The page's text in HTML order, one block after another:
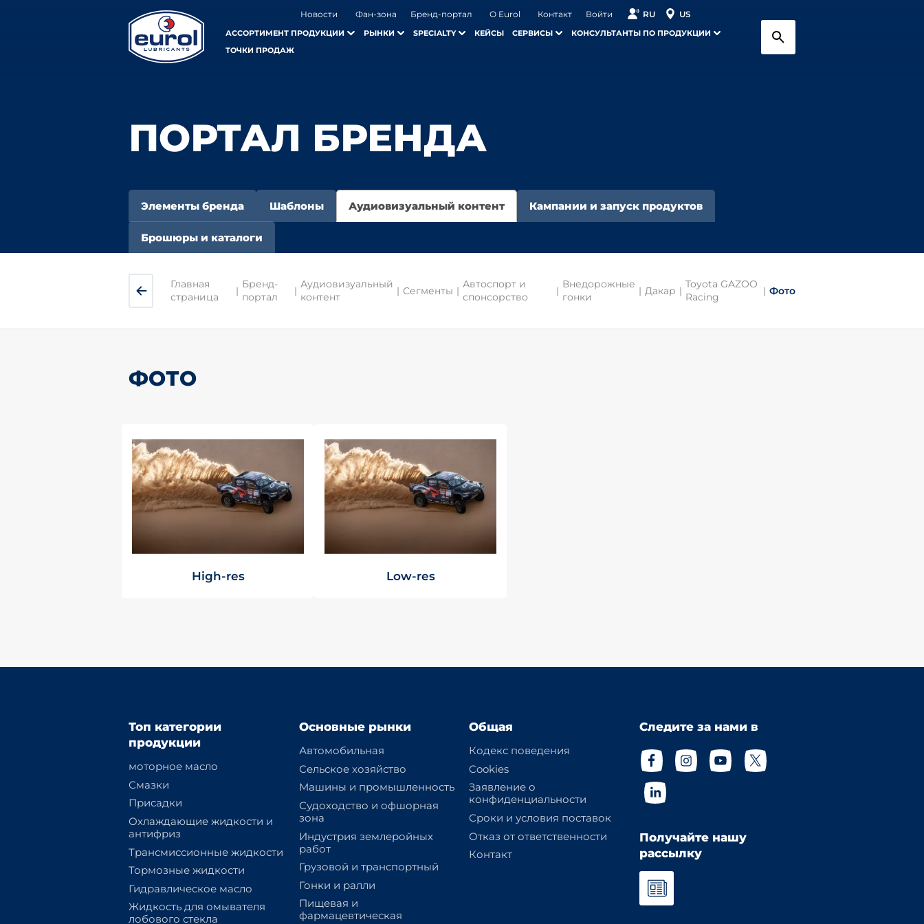
Новости Фан-зона Бренд-портал О Eurol Контакт Войти RU US
АССОРТИМЕНТ ПРОДУКЦИИ РЫНКИ SPECIALTY КЕЙСЫ СЕРВИСЫ
КОНСУЛЬТАНТЫ ПО ПРОДУКЦИИ
ТОЧКИ ПРОДАЖ
ПОРТАЛ БРЕНДА
Элементы бренда Шаблоны Аудиовизуальный контент Кампании и запуск продуктов
Брошюры и каталоги
Главная
страница
|
Бренд-
портал
|
Аудиовизуальный
контент
| Сегменты |
Автоспорт и
спонсорство
|
Внедорожные
гонки
| Дакар |
Toyota GAZOO
Racing
| Фото
ФОТО
High-res Low-res
Топ категории
продукции
моторное масло
Смазки
Присадки
Охлаждающие жидкости и
антифриз
Трансмиссионные жидкости
Тормозные жидкости
Гидравлическое масло
Жидкость для омывателя
лобового стекла
Основные рынки
Автомобильная
Сельское хозяйство
Машины и промышленность
Судоходство и офшорная
зона
Индустрия землеройных
работ
Грузовой и транспортный
Гонки и ралли
Пищевая и
фармацевтическая
Общая
Кодекс поведения
Cookies
Заявление о
конфиденциальности
Сроки и условия поставок
Отказ от ответственности
Контакт
Следите за нами в
Получайте нашу
рассылку